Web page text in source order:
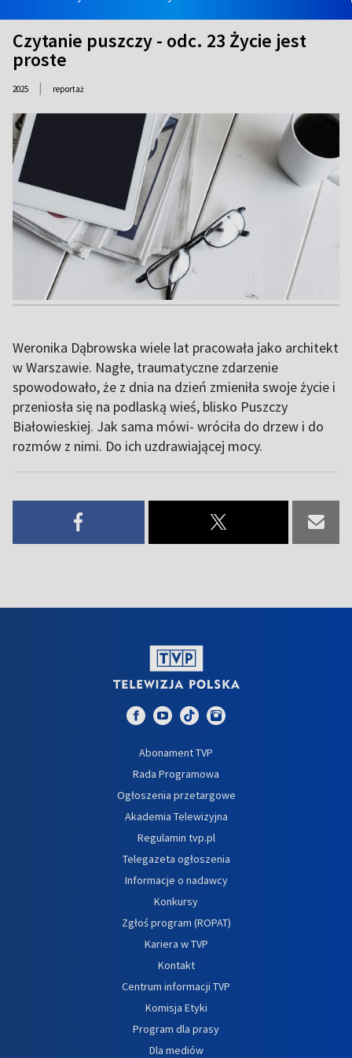
Czytanie puszczy - odc. 23 Życie jest
proste
2025 | reportaż
Weronika Dąbrowska wiele lat pracowała jako architekt
w Warszawie. Nagłe, traumatyczne zdarzenie
spowodowało, że z dnia na dzień zmieniła swoje życie i
przeniosła się na podlaską wieś, blisko Puszczy
Białowieskiej. Jak sama mówi- wróciła do drzew i do
rozmów z nimi. Do ich uzdrawiającej mocy.
Abonament TVP
Rada Programowa
Ogłoszenia przetargowe
Akademia Telewizyjna
Regulamin tvp.pl
Telegazeta ogłoszenia
Informacje o nadawcy
Konkursy
Zgłoś program (ROPAT)
Kariera w TVP
Kontakt
Centrum informacji TVP
Komisja Etyki
Program dla prasy
Dla mediów